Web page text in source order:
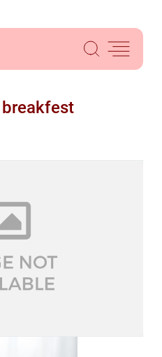
breakfest